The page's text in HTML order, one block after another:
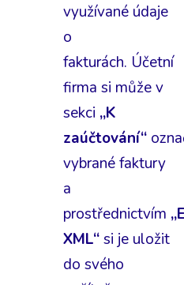
využívané údaje
o
fakturách. Účetní
firma si může v
sekci „K
zaúčtování“
vybrané faktury
a
prostřednictvím
XML“si je uložit
do svého